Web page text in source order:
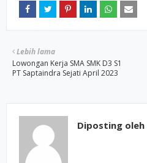
Lebih lama
Lowongan Kerja SMA SMK D3 S1
PT Saptaindra Sejati April 2023
Diposting oleh